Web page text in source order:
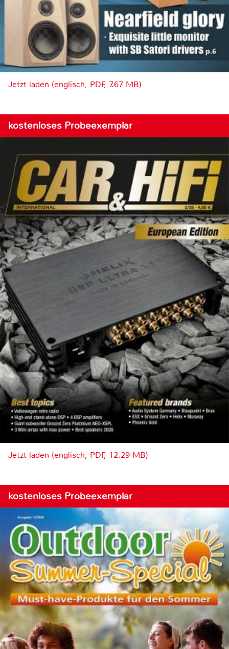
Jetzt laden (englisch, PDF, 7.67 MB)
kostenloses Probeexemplar
Jetzt laden (englisch, PDF, 12.29 MB)
kostenloses Probeexemplar